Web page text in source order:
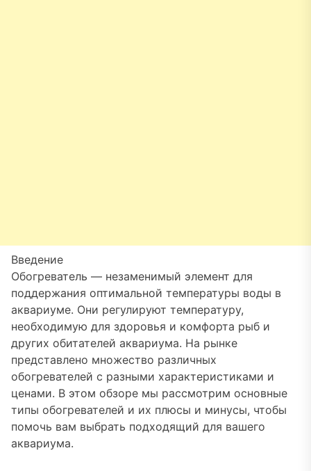
Введение
Обогреватель — незаменимый элемент для
поддержания оптимальной температуры воды в
аквариуме. Они регулируют температуру,
необходимую для здоровья и комфорта рыб и
других обитателей аквариума. На рынке
представлено множество различных
обогревателей с разными характеристиками и
ценами. В этом обзоре мы рассмотрим основные
типы обогревателей и их плюсы и минусы, чтобы
помочь вам выбрать подходящий для вашего
аквариума.